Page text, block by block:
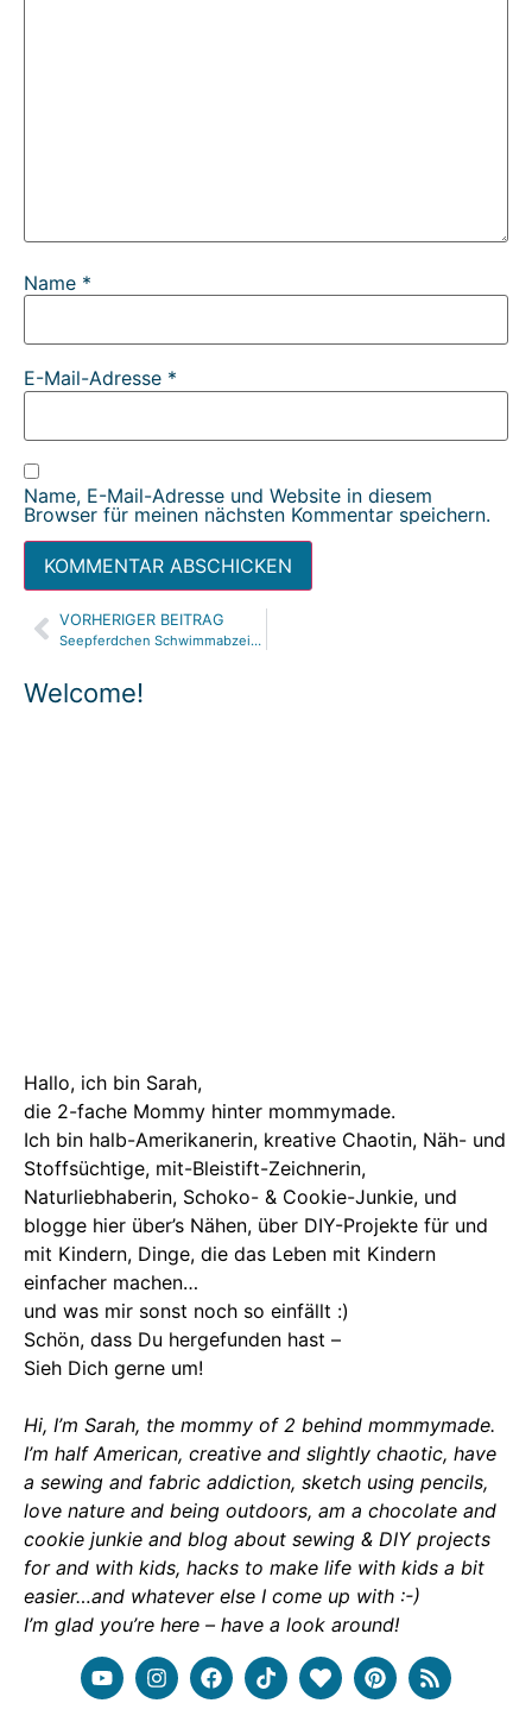
Welcome!
Hallo, ich bin Sarah,
die 2-fache Mommy hinter mommymade.
Ich bin halb-Amerikanerin, kreative Chaotin, Näh- und
Stoffsüchtige, mit-Bleistift-Zeichnerin,
Naturliebhaberin, Schoko- & Cookie-Junkie, und
blogge hier über’s Nähen, über DIY-Projekte für und
mit Kindern, Dinge, die das Leben mit Kindern
einfacher machen…
und was mir sonst noch so einfällt :)
Schön, dass Du hergefunden hast –
Sieh Dich gerne um!
Hi, I’m Sarah, the mommy of 2 behind mommymade.
I’m half American, creative and slightly chaotic, have
a sewing and fabric addiction, sketch using pencils,
love nature and being outdoors, am a chocolate and
cookie junkie and blog about sewing & DIY projects
for and with kids, hacks to make life with kids a bit
easier…and whatever else I come up with :-)
I’m glad you’re here – have a look around!
Name *
E-Mail-Adresse *
Name, E-Mail-Adresse und Website in diesem
Browser für meinen nächsten Kommentar speichern.
VORHERIGER BEITRAG
Seepferdchen Schwimmabzeichen anbringen